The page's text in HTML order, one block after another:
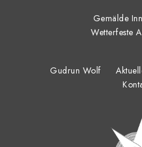
Gemälde
Wetterfeste
Gudrun Wolf